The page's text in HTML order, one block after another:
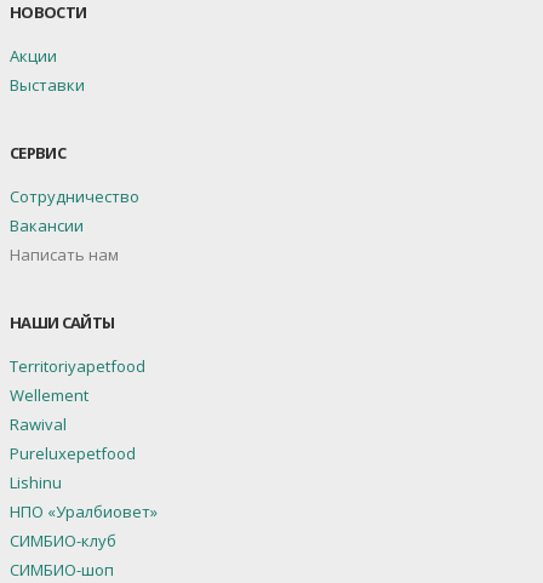
НОВОСТИ
Акции
Выставки
СЕРВИС
Сотрудничество
Вакансии
Написать нам
НАШИ САЙТЫ
Territoriyapetfood
Wellement
Rawival
Pureluxepetfood
Lishinu
НПО «Уралбиовет»
СИМБИО-клуб
СИМБИО-шоп